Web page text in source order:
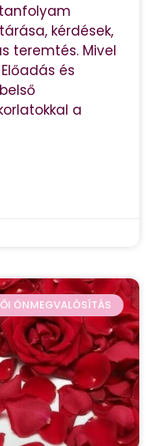
kérdések,
teremtés. Mivel
és
a
ÖNMEGVALÓSÍTÁS